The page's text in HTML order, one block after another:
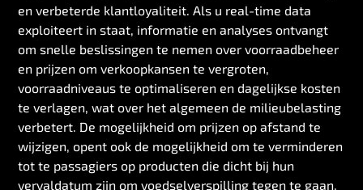
en verbeterde klantloyaliteit. Als u real-time data
exploiteert in staat, informatie en analyses ontvangt
om snelle beslissingen te nemen over voorraadbeheer
en prijzen om verkoopkansen te vergroten,
voorraadniveaus te optimaliseren en dagelijkse kosten
te verlagen, wat over het algemeen de milieubelasting
verbetert. De mogelijkheid om prijzen op afstand te
wijzigen, opent ook de mogelijkheid om te verminderen
tot te passagiers op producten die dicht bij hun
vervaldatum zijn om voedselverspilling tegen te gaan.